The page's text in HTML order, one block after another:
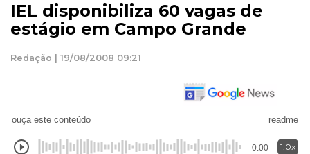
IEL disponibiliza 60 vagas de
estágio em Campo Grande
Redação | 19/08/2008 09:21
ouça este conteúdo readme
0:00 1.0x